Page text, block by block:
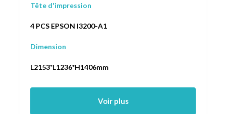
Tête d'impression
4 PCS EPSON I3200-A1
Dimension
L2153*L1236*H1406mm
Voir plus